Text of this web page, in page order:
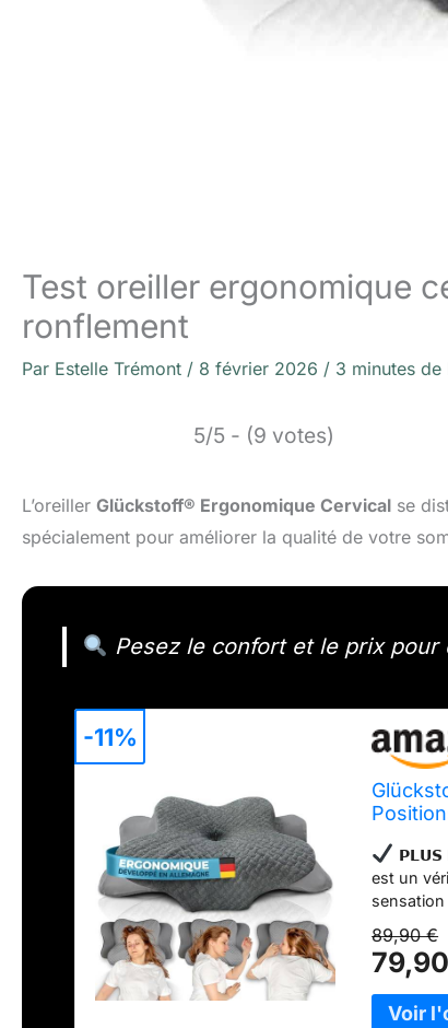
Test oreiller ergonomique
ronflement
Par Estelle Trémont / 8 février 2026 / 3 minutes de
5/5 - (9 votes)
L’oreiller Glückstoff® Ergonomique Cervical se
spécialement pour améliorer la qualité de votre
Pesez le confort et le prix
avec𝗣𝗟𝗨𝗦
est un
𝗗𝗢𝗨𝗫
une
bien »
une
89,90 €
-11%